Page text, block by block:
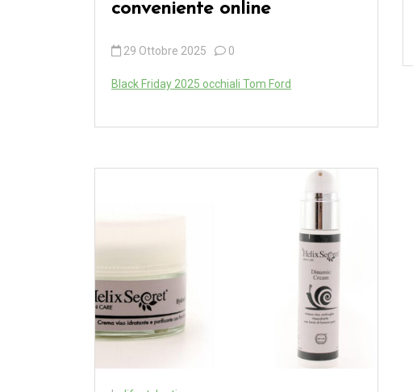
conveniente online
29 Ottobre 2025 0
Black Friday 2025 occhiali Tom Ford